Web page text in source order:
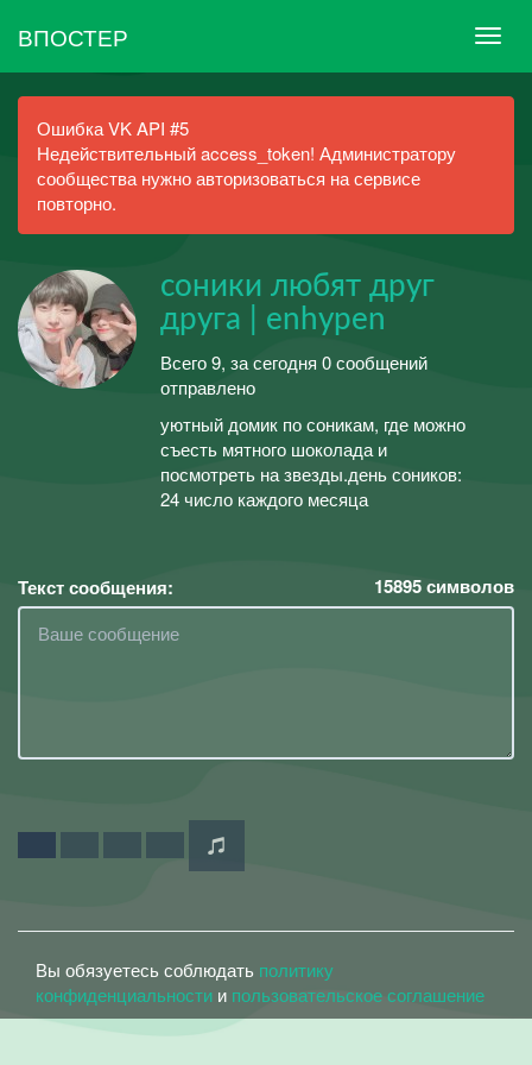
ВПОСТЕР
Ошибка VK API #5
Недействительный access_token! Администратору
сообщества нужно авторизоваться на сервисе
повторно.
соники любят друг
друга | enhypen
Всего 9, за сегодня 0 сообщений
отправлено
уютный домик по соникам, где можно
съесть мятного шоколада и
посмотреть на звезды.день соников:
24 число каждого месяца
Текст сообщения: 15895символов
Вы обязуетесь соблюдать политику
конфиденциальности и пользовательское соглашение